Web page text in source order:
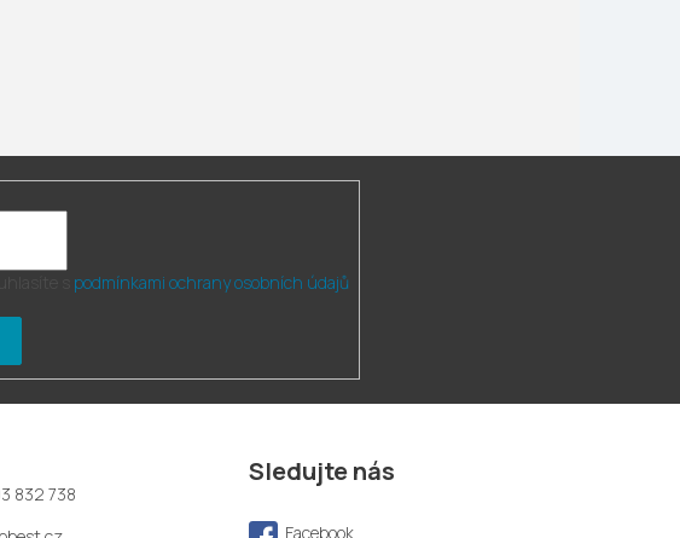
podmínkami ochrany osobních údajů
832 738
Sledujte nás
Facebook